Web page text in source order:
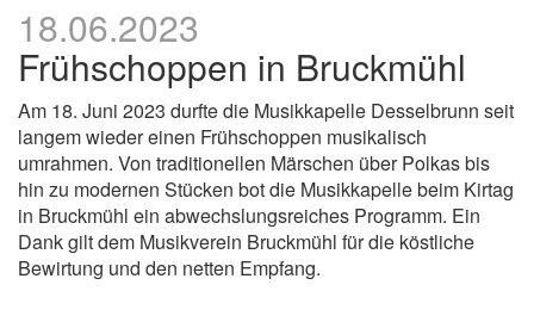
18.06.2023
Frühschoppen in Bruckmühl
Am 18. Juni 2023 durfte die Musikkapelle Desselbrunn seit
langem wieder einen Frühschoppen musikalisch
umrahmen. Von traditionellen Märschen über Polkas bis
hin zu modernen Stücken bot die Musikkapelle beim Kirtag
in Bruckmühl ein abwechslungsreiches Programm. Ein
Dank gilt dem Musikverein Bruckmühl für die köstliche
Bewirtung und den netten Empfang.